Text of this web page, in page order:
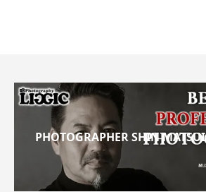
PHOTOGRAPHER SHIN MATSUI